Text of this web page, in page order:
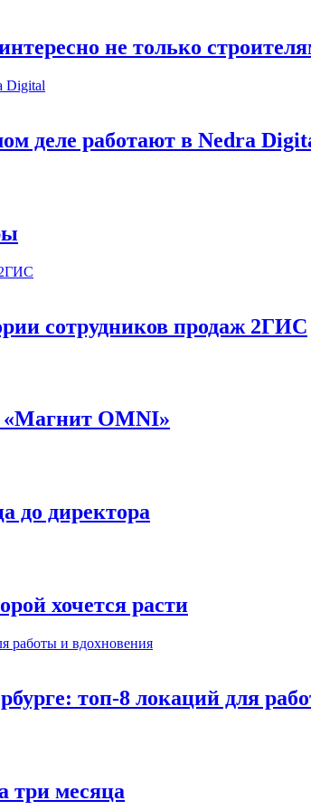
не только
деле работают в Nedra
сотрудников продаж 2ГИС
«Магнит OMNI»
до директора
хочется расти
топ-8 локаций для
три месяца